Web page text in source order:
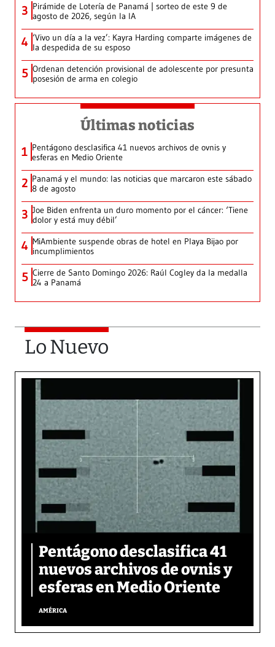
3 Pirámide de Lotería de Panamá | sorteo de este 9 de
agosto de 2026, según la IA
4 ‘Vivo un día a la vez’: Kayra Harding comparte imágenes de
la despedida de su esposo
5 Ordenan detención provisional de adolescente por presunta
posesión de arma en colegio
Últimas noticias
1 Pentágono desclasifica 41 nuevos archivos de ovnis y
esferas en Medio Oriente
2 Panamá y el mundo: las noticias que marcaron este sábado
8 de agosto
3 Joe Biden enfrenta un duro momento por el cáncer: ‘Tiene
dolor y está muy débil’
4 MiAmbiente suspende obras de hotel en Playa Bijao por
incumplimientos
5 Cierre de Santo Domingo 2026: Raúl Cogley da la medalla
24 a Panamá
Lo Nuevo
Pentágono desclasifica 41
nuevos archivos de ovnis y
esferas en Medio Oriente
AMÉRICA